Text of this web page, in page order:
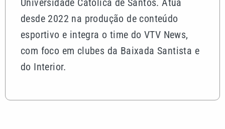
Universidade Católica de Santos. Atua
desde 2022 na produção de conteúdo
esportivo e integra o time do VTV News,
com foco em clubes da Baixada Santista e
do Interior.